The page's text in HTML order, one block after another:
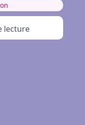
lecture